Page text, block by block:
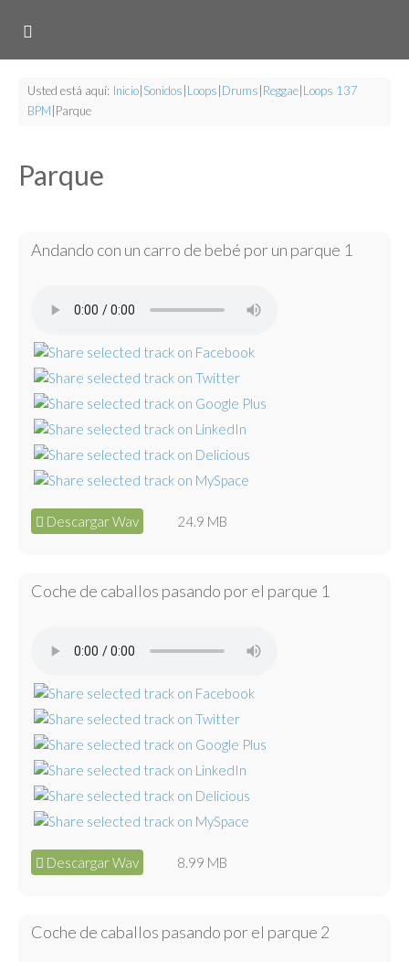
Usted está aquí: Inicio Sonidos Loops Drums Reggae Loops 137
BPM Parque
Parque
Andando con un carro de bebé por un parque 1
Descargar Wav 24.9 MB
Coche de caballos pasando por el parque 1
Descargar Wav 8.99 MB
Coche de caballos pasando por el parque 2